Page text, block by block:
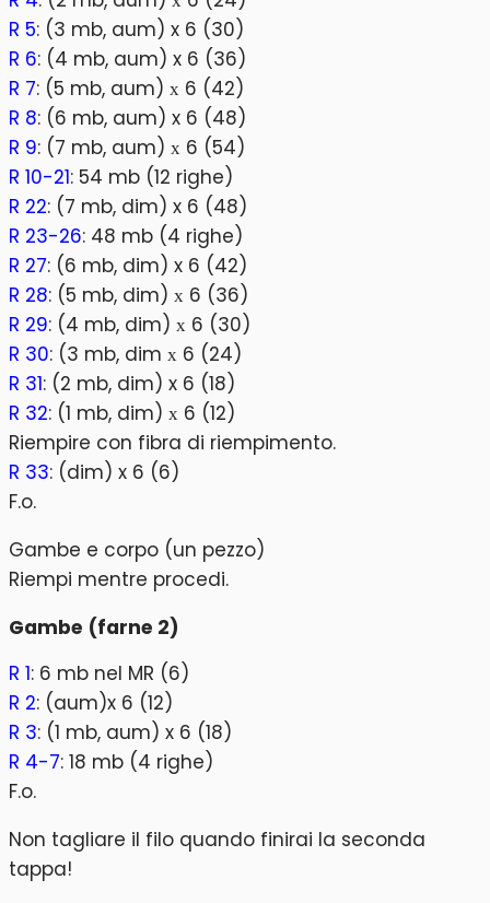
R 5: (3 mb, aum) x 6 (30)
R 6: (4 mb, aum) x 6 (36)
R 7: (5 mb, aum) х 6 (42)
R 8: (6 mb, aum) x 6 (48)
R 9: (7 mb, aum) х 6 (54)
R 10-21: 54 mb (12 righe)
R 22: (7 mb, dim) x 6 (48)
R 23-26: 48 mb (4 righe)
R 27: (6 mb, dim) x 6 (42)
R 28: (5 mb, dim) х 6 (36)
R 29: (4 mb, dim) х 6 (30)
R 30: (3 mb, dim х 6 (24)
R 31: (2 mb, dim) x 6 (18)
R 32: (1 mb, dim) х 6 (12)
Riempire con fibra di riempimento.
R 33: (dim) x 6 (6)
F.o.
Gambe e corpo (un pezzo)
Riempi mentre procedi.
Gambe (farne 2)
R 1: 6 mb nel MR (6)
R 2: (aum)x 6 (12)
R 3: (1 mb, aum) x 6 (18)
R 4-7: 18 mb (4 righe)
F.o.
Non tagliare il filo quando finirai la seconda
tappa!